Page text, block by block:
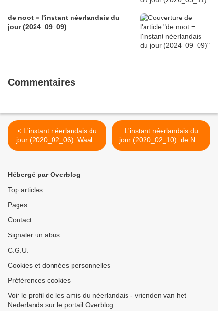
de noot = l'instant néerlandais du
jour (2024_09_09)
Commentaires
< L'instant néerlandais du
jour (2020_02_06): Waals-
Brabant, Waver
L'instant néerlandais du
jour (2020_02_10): de NVA
>
Hébergé par Overblog
Top articles
Pages
Contact
Signaler un abus
C.G.U.
Cookies et données personnelles
Préférences cookies
Voir le profil de les amis du néerlandais - vrienden van het
Nederlands sur le portail Overblog